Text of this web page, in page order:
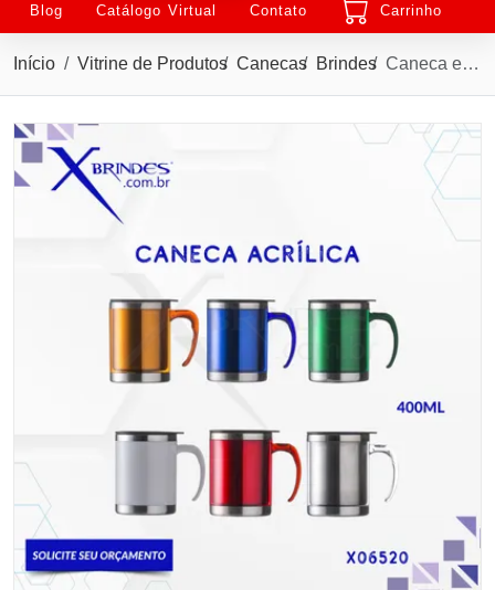
Blog Catálogo Virtual Contato Carrinho
Início Vitrine de Produtos Canecas Brindes Caneca em Acrílico com interna de Inox Capacidade de 400ML X06520